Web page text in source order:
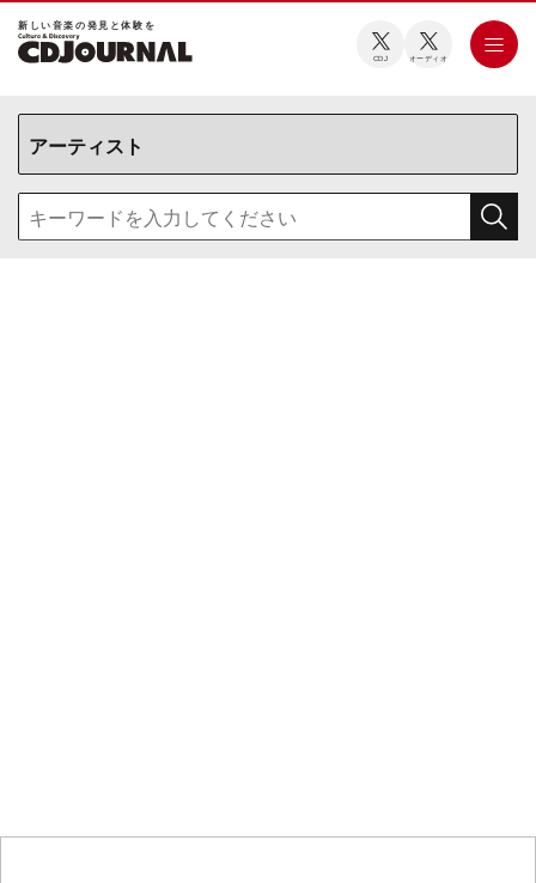
新しい⾳楽の発⾒と体験を
CDJ オーディオ